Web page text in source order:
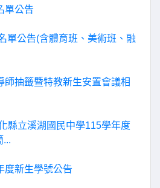
單公告
單公告(含體育班、美術班、融
師抽籤暨特教新生安置會議相
縣立溪湖國民中學115學年度
...
度新生學號公告